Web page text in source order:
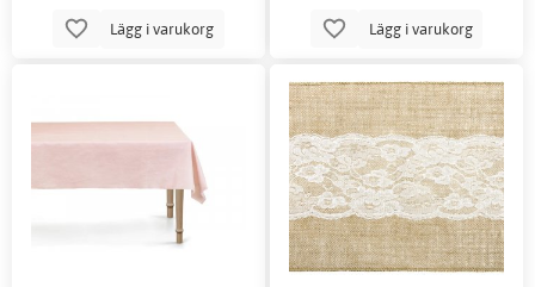
Lägg i varukorg Lägg i varukorg